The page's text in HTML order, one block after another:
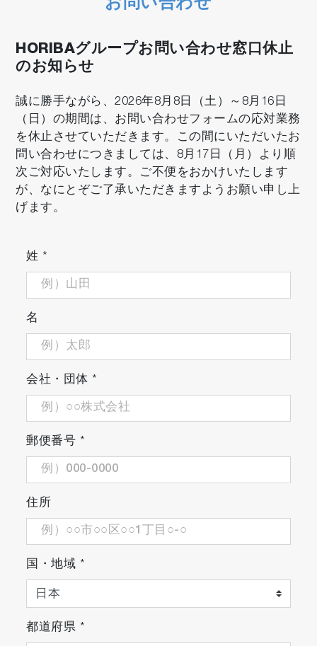
カーボンニュートラルへの貢献
関連アプリケーション
排煙脱硫装置のSO₂監視
温室効果ガス N2Oの排出削減に貢献
お問い合わせ
HORIBAグループお問い合わせ窓口休止
のお知らせ
誠に勝手ながら、2026年8月8日（土）～8月16日
（日）の期間は、お問い合わせフォームの応対業務
を休止させていただきます。この間にいただいたお
問い合わせにつきましては、8月17日（月）より順
次ご対応いたします。ご不便をおかけいたします
が、なにとぞご了承いただきますようお願い申し上
げます。
姓 *
名
会社・団体 *
郵便番号 *
住所
国・地域 *
都道府県 *